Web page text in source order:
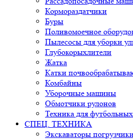
Кормораздатчики
Буры
Поливомоечное
Пылесосы для уборки
Глубокорыхлители
Жатка
Катки
Комбайны
Уборочные машины
Обмотчики рулонов
Техника для
СПЕЦ. ТЕХНИКА
Экскаваторы